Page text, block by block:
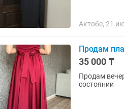
Актобе, 21
Продам
35 000 ₸
Продам
состоянии